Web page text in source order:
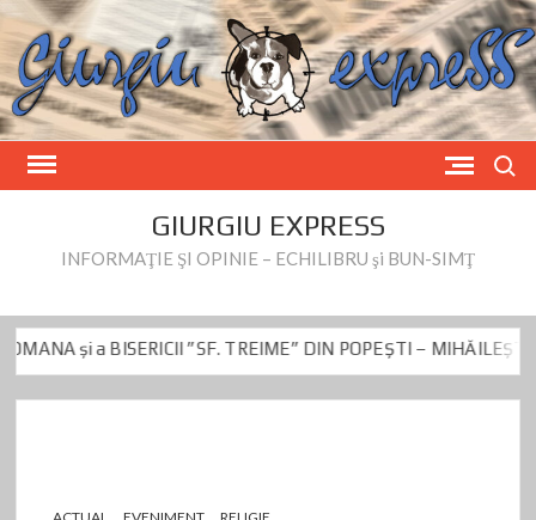
Skip
to
content
GIURGIU EXPRESS
INFORMAŢIE ŞI OPINIE – ECHILIBRU şi BUN-SIMŢ
și a BISERICII ”SF. TREIME” DIN POPEȘTI – MIHĂILEȘTI